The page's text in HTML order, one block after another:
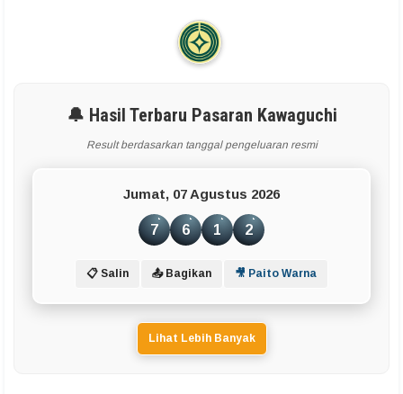
🔔 Hasil Terbaru Pasaran Kawaguchi
Result berdasarkan tanggal pengeluaran resmi
Jumat, 07 Agustus 2026
7 6 1 2
📋 Salin 📤 Bagikan 🎥 Paito Warna
Lihat Lebih Banyak